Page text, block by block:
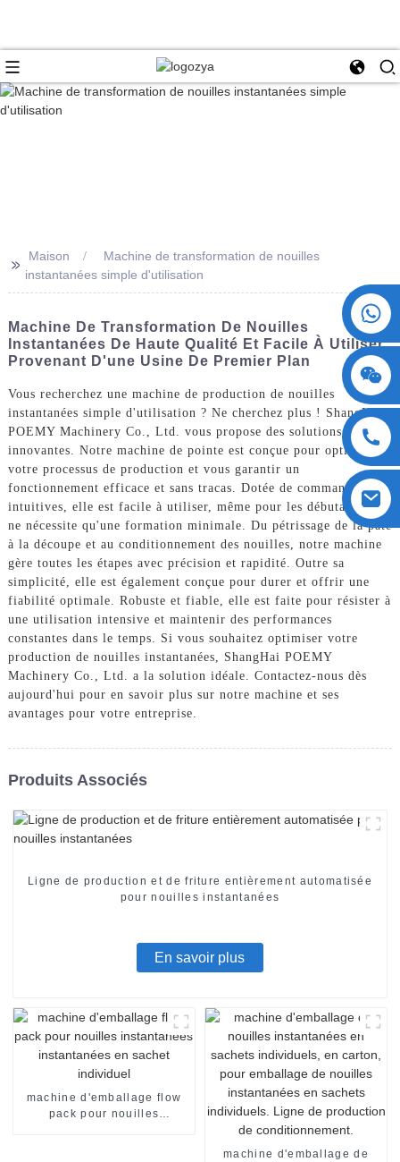
>>
Maison
Machine de transformation de nouilles
instantanées simple d'utilisation
Machine De Transformation De Nouilles
Instantanées De Haute Qualité Et Facile À Utiliser,
Provenant D'une Usine De Premier Plan
Vous recherchez une machine de production de nouilles
instantanées simple d'utilisation ? Ne cherchez plus ! ShangHai
POEMY Machinery Co., Ltd. vous propose des solutions
innovantes. Notre machine de pointe est conçue pour optimiser
votre processus de production et vous garantir un
fonctionnement efficace et sans tracas. Dotée de commandes
intuitives, elle est facile à utiliser, même pour les débutants, et
ne nécessite qu'une formation minimale. Du pétrissage de la pâte
à la découpe et au conditionnement des nouilles, notre machine
gère toutes les étapes avec précision et rapidité. Outre sa
simplicité, elle est également conçue pour durer et offrir une
fiabilité optimale. Robuste et fiable, elle est faite pour résister à
une utilisation intensive et maintenir des performances
constantes dans le temps. Si vous souhaitez optimiser votre
production de nouilles instantanées, ShangHai POEMY
Machinery Co., Ltd. a la solution idéale. Contactez-nous dès
aujourd'hui pour en savoir plus sur notre machine et ses
avantages pour votre entreprise.
Produits Associés
Ligne de production et de friture entièrement automatisée
pour nouilles instantanées
En savoir plus
machine d'emballage flow
pack pour nouilles
machine d'emballage de